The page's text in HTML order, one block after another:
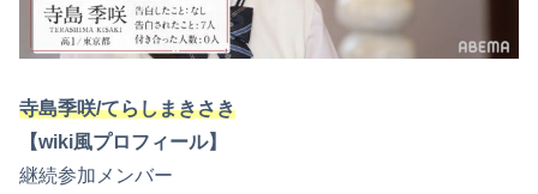
寺島季咲/てらしまきさき
【wiki風プロフィール】
継続参加メンバー